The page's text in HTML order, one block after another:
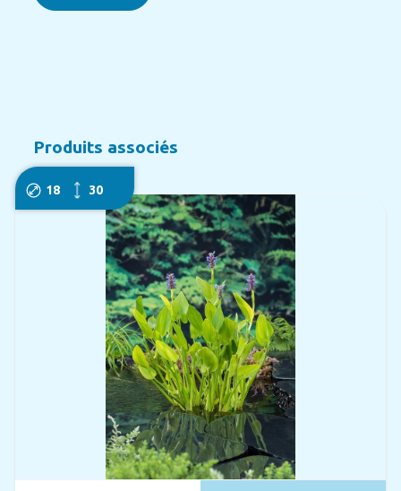
Produits associés
18 30